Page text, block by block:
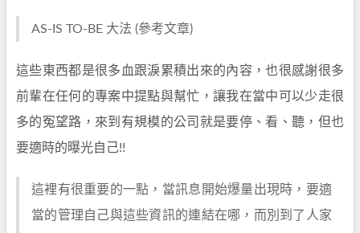
AS-IS TO-BE 大法 (參考文章)
這些東西都是很多血跟淚累積出來的內容，也很感謝很多
前輩在任何的專案中提點與幫忙，讓我在當中可以少走很
多的冤望路，來到有規模的公司就是要停、看、聽，但也
要適時的曝光自己!!
這裡有很重要的一點，當訊息開始爆量出現時，要適
當的管理自己與這些資訊的連結在哪，而別到了人家